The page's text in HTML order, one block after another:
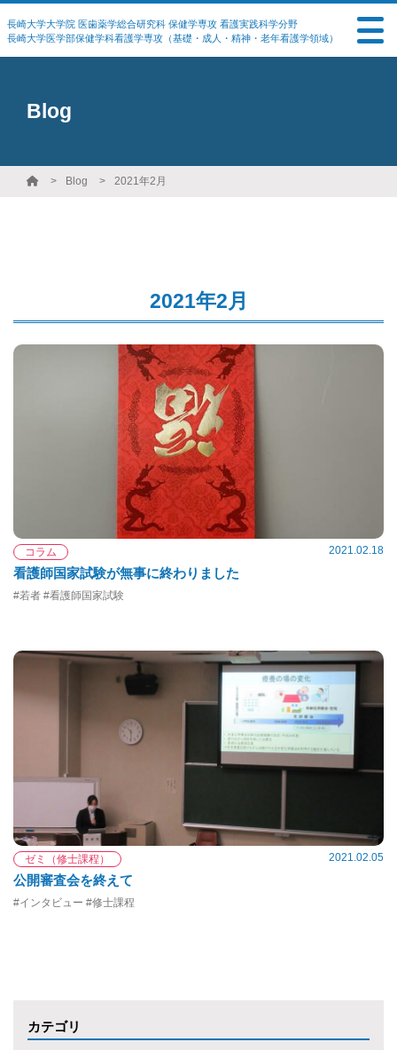
長崎大学大学院 医歯薬学総合研究科 保健学専攻 看護実践科学分野
長崎大学医学部保健学科看護学専攻（基礎・成人・精神・老年看護学領域）
Blog
Blog 2021年2月
2021年2月
コラム 2021.02.18
看護師国家試験が無事に終わりました
#若者 #看護師国家試験
ゼミ（修士課程） 2021.02.05
公開審査会を終えて
#インタビュー #修士課程
カテゴリ